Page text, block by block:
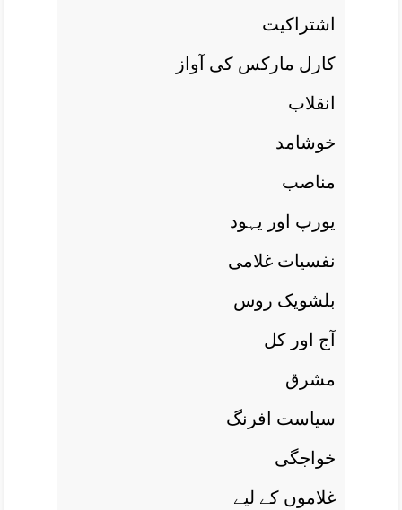
اشتراکيت
کارل مارکس کی آواز
انقلاب
خوشامد
مناصب
يورپ اور يہود
نفسيات غلامی
بلشويک روس
آج اور کل
مشرق
سياست افرنگ
خواجگی
غلاموں کے ليے